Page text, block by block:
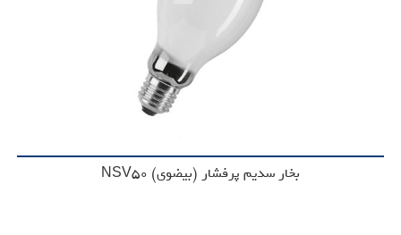
بخار سدیم پرفشار (بیضوی)‌ NSV50